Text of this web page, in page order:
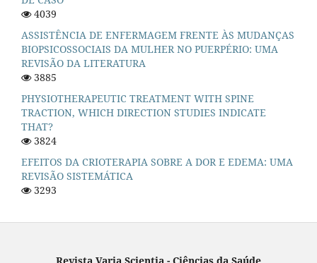
4039
ASSISTÊNCIA DE ENFERMAGEM FRENTE ÀS MUDANÇAS
BIOPSICOSSOCIAIS DA MULHER NO PUERPÉRIO: UMA
REVISÃO DA LITERATURA
3885
PHYSIOTHERAPEUTIC TREATMENT WITH SPINE
TRACTION, WHICH DIRECTION STUDIES INDICATE
THAT?
3824
EFEITOS DA CRIOTERAPIA SOBRE A DOR E EDEMA: UMA
REVISÃO SISTEMÁTICA
3293